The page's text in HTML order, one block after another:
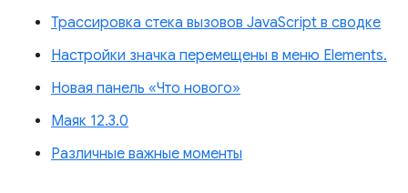
Трассировка стека вызовов JavaScript в сводке
Настройки значка перемещены в меню Elements.
Новая панель «Что нового»
Маяк 12.3.0
Различные важные моменты